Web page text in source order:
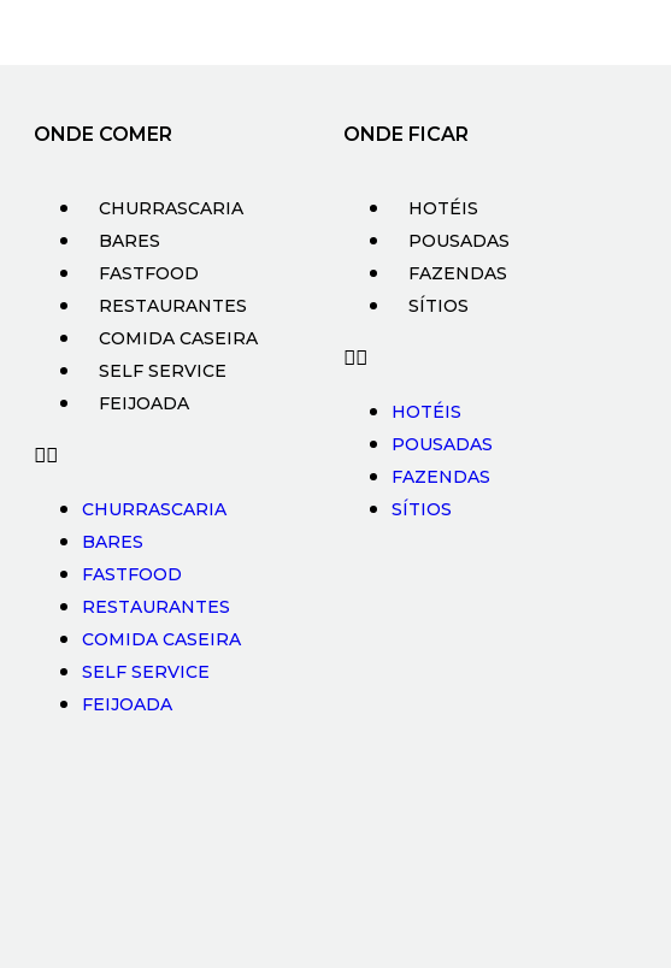
ONDE COMER
CHURRASCARIA
BARES
FASTFOOD
RESTAURANTES
COMIDA CASEIRA
SELF SERVICE
FEIJOADA
CHURRASCARIA
BARES
FASTFOOD
RESTAURANTES
COMIDA CASEIRA
SELF SERVICE
FEIJOADA
ONDE FICAR
HOTÉIS
POUSADAS
FAZENDAS
SÍTIOS
HOTÉIS
POUSADAS
FAZENDAS
SÍTIOS